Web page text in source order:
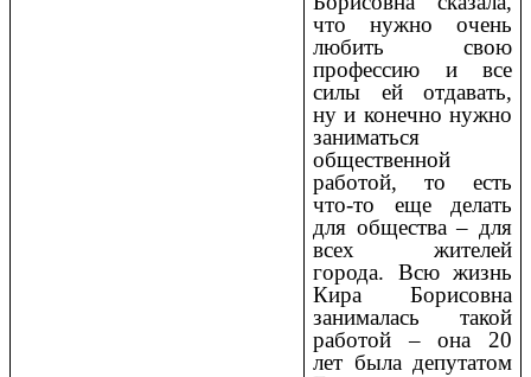
что нужно очень
любить свою
профессию и все
силы ей отдавать,
ну и конечно нужно
заниматься
общественной
работой, то есть
что-то еще делать
для общества – для
всех жителей
города. Всю жизнь
Кира Борисовна
занималась такой
работой – она 20
лет была депутатом